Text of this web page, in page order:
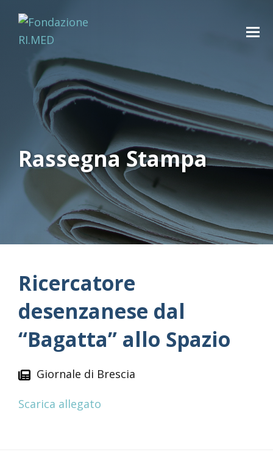
Rassegna Stampa
Ricercatore
desenzanese dal
“Bagatta” allo Spazio
Giornale di Brescia
Scarica allegato